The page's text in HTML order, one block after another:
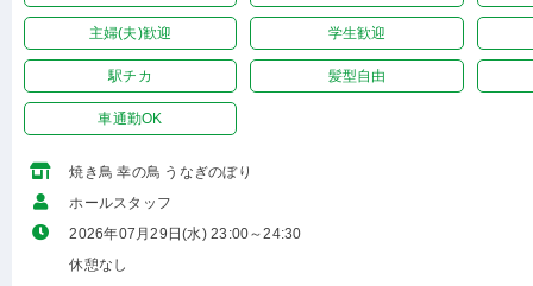
主婦(夫)歓迎 学生歓迎
駅チカ 髪型自由
車通勤OK
焼き鳥 幸の鳥 うなぎのぼり
ホールスタッフ
2026年07月29日(水) 23:00～24:30
休憩なし